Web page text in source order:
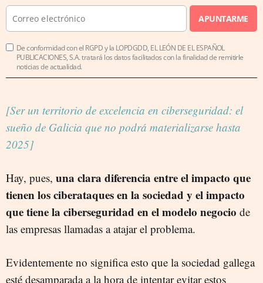
APUNTARME
De conformidad con el RGPD y la LOPDGDD, EL LEÓN DE EL ESPAÑOL
PUBLICACIONES, S.A. tratará los datos facilitados con la finalidad de remitirle
noticias de actualidad.
[Ser un territorio de excelencia en ciberseguridad: el
sueño de Galicia que no podrá materializarse hasta
2025]
Hay, pues, una clara diferencia entre el impacto que
tienen los ciberataques en la sociedad y el impacto
que tiene la ciberseguridad en el modelo negocio de
las empresas llamadas a atajar el problema.
Evidentemente no significa esto que la sociedad gallega
esté desamparada a la hora de intentar evitar estos